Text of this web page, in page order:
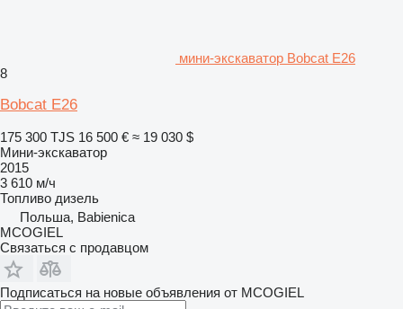
мини-экскаватор Bobcat E26
8
Bobcat E26
175 300 TJS 16 500 € ≈ 19 030 $
Мини-экскаватор
2015
3 610 м/ч
Топливо дизель
Польша, Babienica
MCOGIEL
Связаться с продавцом
Подписаться на новые объявления от MCOGIEL